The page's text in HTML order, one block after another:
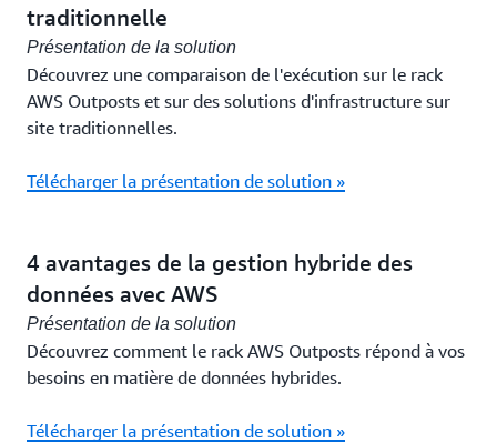
traditionnelle
Présentation de la solution
Découvrez une comparaison de l'exécution sur le rack
AWS Outposts et sur des solutions d'infrastructure sur
site traditionnelles.
Télécharger la présentation de solution »
4 avantages de la gestion hybride des
données avec AWS
Présentation de la solution
Découvrez comment le rack AWS Outposts répond à vos
besoins en matière de données hybrides.
Télécharger la présentation de solution »